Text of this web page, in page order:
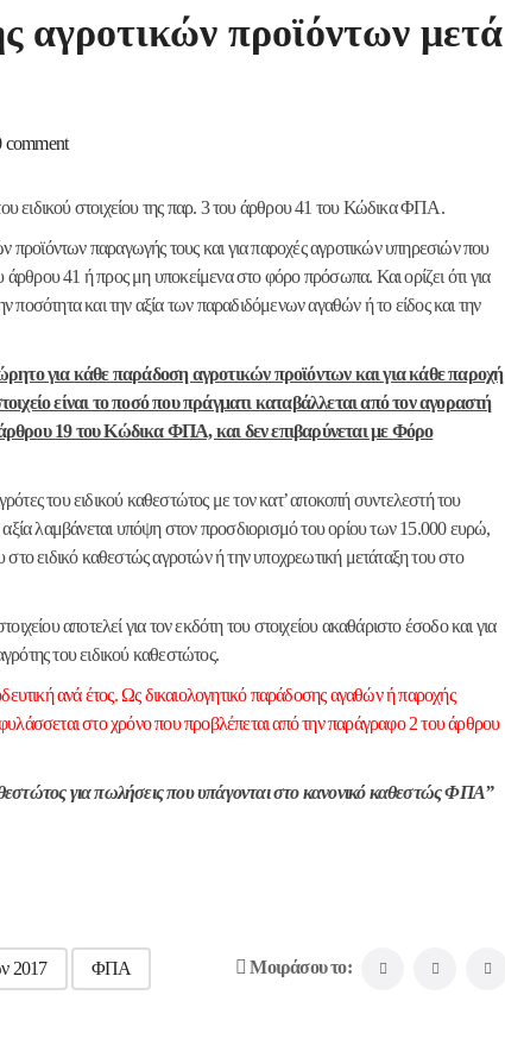
αγροτικών προϊόντων μετά
comment
ειδικού στοιχείου της παρ. 3 του άρθρου 41 του Κώδικα ΦΠΑ.
παραγωγής τους και για παροχές αγροτικών υπηρεσιών που
41 ή προς μη υποκείμενα στο φόρο πρόσωπα. Και ορίζει ότι για
ποσότητα και την αξία των παραδιδόμενων αγαθών ή το είδος και την
για κάθε παράδοση αγροτικών προϊόντων και για κάθε παροχή
είναι το ποσό που πράγματι καταβάλλεται από τον αγοραστή
19 του Κώδικα ΦΠΑ, και δεν επιβαρύνεται με Φόρο
του ειδικού καθεστώτος με τον κατ’ αποκοπή συντελεστή του
λαμβάνεται υπόψη στον προσδιορισμό του ορίου των 15.000 ευρώ,
στο ειδικό καθεστώς αγροτών ή την υποχρεωτική μετάταξη του στο
αποτελεί για τον εκδότη του στοιχείου ακαθάριστο έσοδο και για
του ειδικού καθεστώτος.
ανά έτος. Ως δικαιολογητικό παράδοσης αγαθών ή παροχής
στο χρόνο που προβλέπεται από την παράγραφο 2 του άρθρου
για πωλήσεις που υπάγονται στο κανονικό καθεστώς ΦΠΑ”
2017 ΦΠΑ Μοιράσου το: